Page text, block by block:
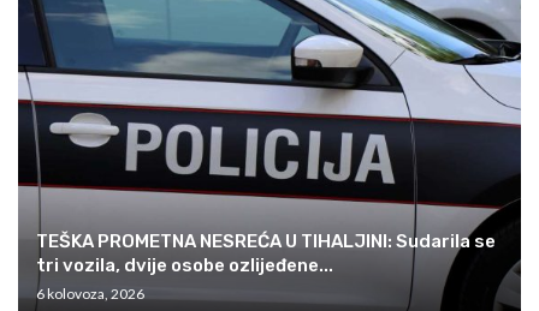
TEŠKA PROMETNA NESREĆA U TIHALJINI: Sudarila se
tri vozila, dvije osobe ozlijeđene...
6 kolovoza, 2026